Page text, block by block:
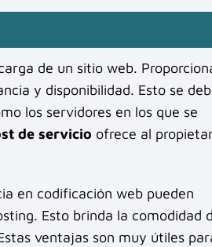
de un sitio web.
y disponibilidad. Esto se
los servidores en los que se
de servicio ofrece al
en codificación web pueden
Esto brinda la comodidad
ventajas son muy útiles